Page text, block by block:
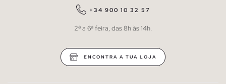
+34 900 10 32 57
2ª a 6ª feira, das 8h às 14h.
ENCONTRA A TUA LOJA